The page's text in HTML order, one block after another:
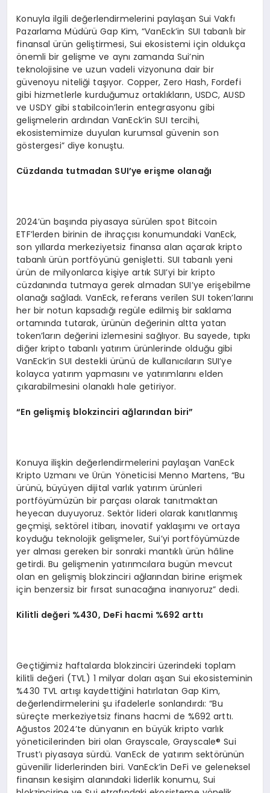
Konuyla ilgili değerlendirmelerini paylaşan Sui Vakfı
Pazarlama Müdürü Gap Kim, “VanEck’in SUI tabanlı bir
finansal ürün geliştirmesi, Sui ekosistemi için oldukça
önemli bir gelişme ve aynı zamanda Sui’nin
teknolojisine ve uzun vadeli vizyonuna dair bir
güvenoyu niteliği taşıyor. Copper, Zero Hash, Fordefi
gibi hizmetlerle kurduğumuz ortaklıkların, USDC, AUSD
ve USDY gibi stabilcoin’lerin entegrasyonu gibi
gelişmelerin ardından VanEck’in SUI tercihi,
ekosistemimize duyulan kurumsal güvenin son
göstergesi” diye konuştu.
Cüzdanda tutmadan SUI’ye erişme olanağı
2024’ün başında piyasaya sürülen spot Bitcoin
ETF’lerden birinin de ihraççısı konumundaki VanEck,
son yıllarda merkeziyetsiz finansa alan açarak kripto
tabanlı ürün portföyünü genişletti. SUI tabanlı yeni
ürün de milyonlarca kişiye artık SUI’yi bir kripto
cüzdanında tutmaya gerek almadan SUI’ye erişebilme
olanağı sağladı. VanEck, referans verilen SUI token’larını
her bir notun kapsadığı regüle edilmiş bir saklama
ortamında tutarak, ürünün değerinin altta yatan
token’ların değerini izlemesini sağlıyor. Bu sayede, tıpkı
diğer kripto tabanlı yatırım ürünlerinde olduğu gibi
VanEck’in SUI destekli ürünü de kullanıcıların SUI’ye
kolayca yatırım yapmasını ve yatırımlarını elden
çıkarabilmesini olanaklı hale getiriyor.
“En gelişmiş blokzinciri ağlarından biri”
Konuya ilişkin değerlendirmelerini paylaşan VanEck
Kripto Uzmanı ve Ürün Yöneticisi Menno Martens, “Bu
ürünü, büyüyen dijital varlık yatırım ürünleri
portföyümüzün bir parçası olarak tanıtmaktan
heyecan duyuyoruz. Sektör lideri olarak kanıtlanmış
geçmişi, sektörel itibarı, inovatif yaklaşımı ve ortaya
koyduğu teknolojik gelişmeler, Sui’yi portföyümüzde
yer alması gereken bir sonraki mantıklı ürün hâline
getirdi. Bu gelişmenin yatırımcılara bugün mevcut
olan en gelişmiş blokzinciri ağlarından birine erişmek
için benzersiz bir fırsat sunacağına inanıyoruz” dedi.
Kilitli değeri %430, DeFi hacmi %692 arttı
Geçtiğimiz haftalarda blokzinciri üzerindeki toplam
kilitli değeri (TVL) 1 milyar doları aşan Sui ekosisteminin
%430 TVL artışı kaydettiğini hatırlatan Gap Kim,
değerlendirmelerini şu ifadelerle sonlandırdı: “Bu
süreçte merkeziyetsiz finans hacmi de %692 arttı.
Ağustos 2024’te dünyanın en büyük kripto varlık
yöneticilerinden biri olan Grayscale, Grayscale® Sui
Trust’ı piyasaya sürdü. VanEck de yatırım sektörünün
güvenilir liderlerinden biri. VanEck’in DeFi ve geleneksel
finansın kesişim alanındaki liderlik konumu, Sui